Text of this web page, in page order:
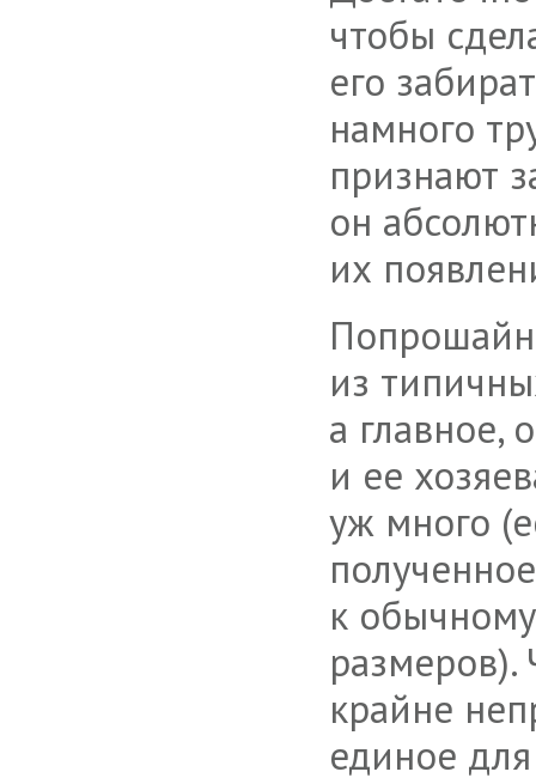
чтобы
его
намного
признают
он
их
из
а главное,
и ее
уж много
к
размеров).
крайне
единое